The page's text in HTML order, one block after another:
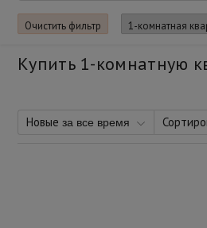
Очистить фильтр 1-комнатная
Купить 1-комнатную
Новые за все время